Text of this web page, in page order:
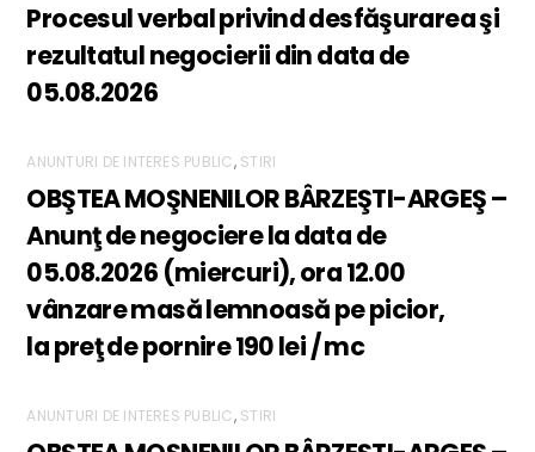
Procesul verbal privind desfăşurarea şi
rezultatul negocierii din data de
05.08.2026
ANUNTURI DE INTERES PUBLIC, STIRI
OBŞTEA MOŞNENILOR BÂRZEŞTI-ARGEŞ –
Anunţ de negociere la data de
05.08.2026 (miercuri), ora 12.00
vânzare masă lemnoasă pe picior,
la preţ de pornire 190 lei / mc
ANUNTURI DE INTERES PUBLIC, STIRI